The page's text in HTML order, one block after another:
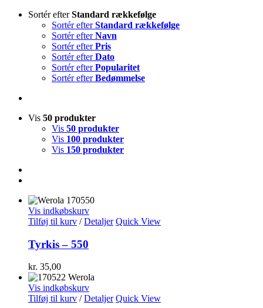
Sortér efterStandard rækkefølge
Sortér efterStandard rækkefølge
Sortér efterNavn
Sortér efterPris
Sortér efterDato
Sortér efterPopularitet
Sortér efterBedømmelse
Vis 50 produkter
Vis 50 produkter
Vis 100 produkter
Vis 150 produkter
Vis indkøbskurv
Tilføj til kurv / Detaljer Quick View
Tyrkis – 550
kr. 35,00
Vis indkøbskurv
Tilføj til kurv / Detaljer Quick View